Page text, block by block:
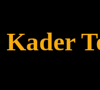
Kader